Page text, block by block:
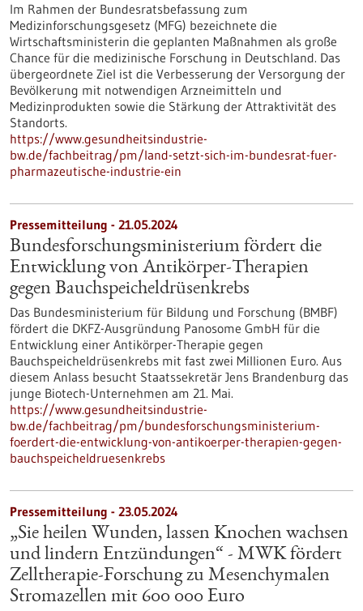
Im Rahmen der Bundesratsbefassung zum
Medizinforschungsgesetz (MFG) bezeichnete die
Wirtschaftsministerin die geplanten Maßnahmen als große
Chance für die medizinische Forschung in Deutschland. Das
übergeordnete Ziel ist die Verbesserung der Versorgung der
Bevölkerung mit notwendigen Arzneimitteln und
Medizinprodukten sowie die Stärkung der Attraktivität des
Standorts.
https://www.gesundheitsindustrie-
bw.de/fachbeitrag/pm/land-setzt-sich-im-bundesrat-fuer-
pharmazeutische-industrie-ein
Pressemitteilung - 21.05.2024
Bundesforschungsministerium fördert die
Entwicklung von Antikörper-Therapien
gegen Bauchspeicheldrüsenkrebs
Das Bundesministerium für Bildung und Forschung (BMBF)
fördert die DKFZ-Ausgründung Panosome GmbH für die
Entwicklung einer Antikörper-Therapie gegen
Bauchspeicheldrüsenkrebs mit fast zwei Millionen Euro. Aus
diesem Anlass besucht Staatssekretär Jens Brandenburg das
junge Biotech-Unternehmen am 21. Mai.
https://www.gesundheitsindustrie-
bw.de/fachbeitrag/pm/bundesforschungsministerium-
foerdert-die-entwicklung-von-antikoerper-therapien-gegen-
bauchspeicheldruesenkrebs
Pressemitteilung - 23.05.2024
„Sie heilen Wunden, lassen Knochen wachsen
und lindern Entzündungen“ - MWK fördert
Zelltherapie-Forschung zu Mesenchymalen
Stromazellen mit 600 000 Euro